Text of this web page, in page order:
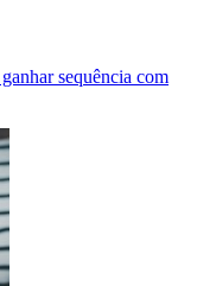
sequência com